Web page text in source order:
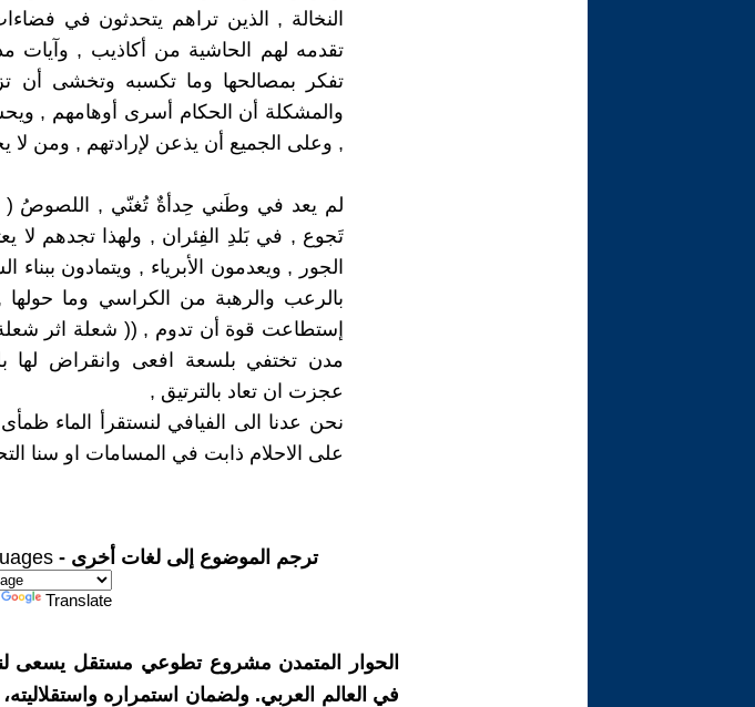
النخالة , الذين تراهم يتحدثون في
تقدمه لهم الحاشية من أكاذيب , وآيات
تفكر بمصالحها وما تكسبه وتخشى أن
والمشكلة أن الحكام أسرى أوهامهم ,
, وعلى الجميع أن يذعن لإرادتهم , ومن
لم يعد في وطَني حِدأةٌ تُغنّي , اللصوصُ (
تَجوع , في بَلدِ الفِئران , ولهذا تجدهم لا
الجور , ويعدمون الأبرياء , ويتمادون
بالرعب والرهبة من الكراسي وما حولها
إستطاعت قوة أن تدوم , (( شعلة اثر
مدن تختفي بلسعة افعى وانقراض لها
عجزت ان تعاد بالترتيق ,
نحن عدنا الى الفيافي لنستقرأ الماء
على الاحلام ذابت في المسامات او سنا
ترجم الموضوع إلى لغات أخرى -
Translate
الحوار المتمدن مشروع تطوعي مستقل يسعى
في العالم العربي. ولضمان استمراره